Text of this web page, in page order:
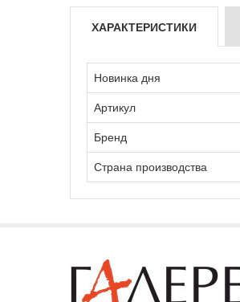
ХАРАКТЕРИСТИКИ
Новинка дня
Артикул
Бренд
Страна производства